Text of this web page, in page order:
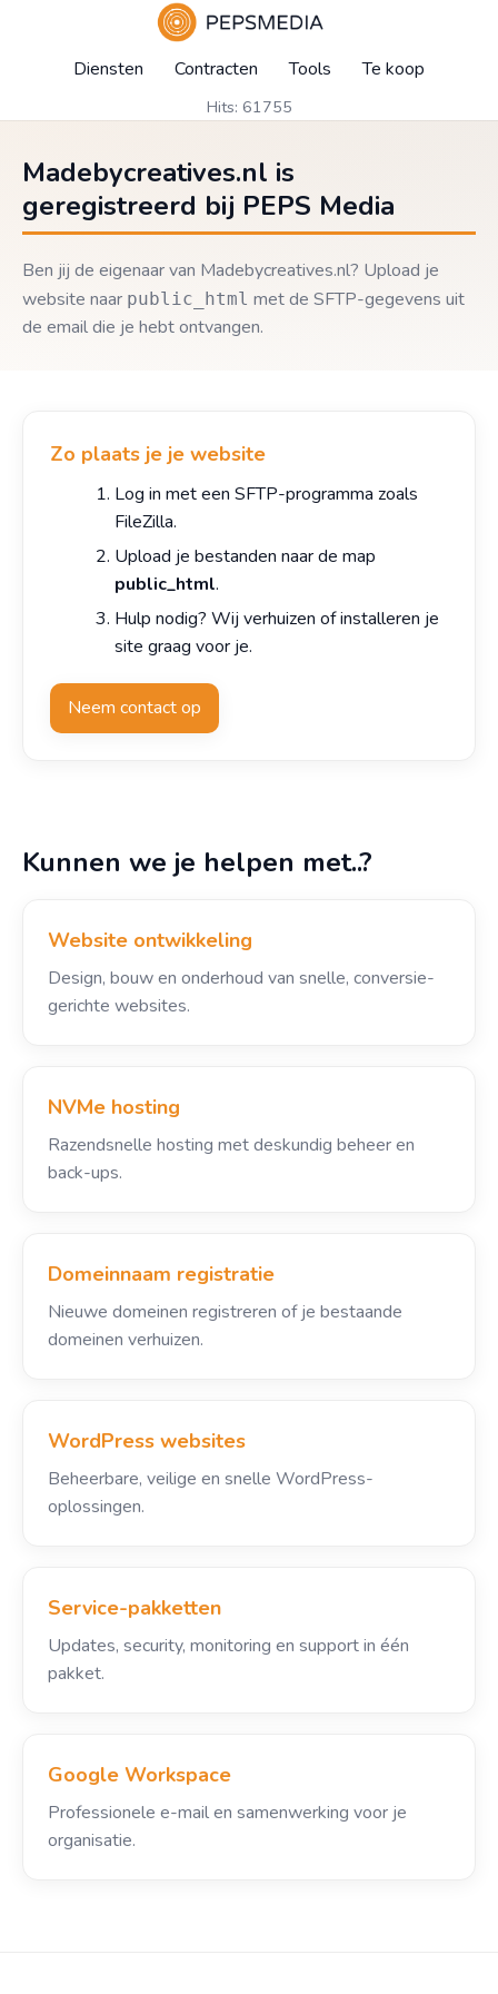
Diensten Contracten Tools Te koop
Hits: 61755
Madebycreatives.nl is
geregistreerd bij PEPS Media
Ben jij de eigenaar van Madebycreatives.nl? Upload je
website naar public_html met de SFTP-gegevens uit
de email die je hebt ontvangen.
Zo plaats je je website
Log in met een SFTP-programma zoals
FileZilla.
Upload je bestanden naar de map
public_html.
Hulp nodig? Wij verhuizen of installeren je
site graag voor je.
Neem contact op
Kunnen we je helpen met..?
Website ontwikkeling
Design, bouw en onderhoud van snelle, conversie-
gerichte websites.
NVMe hosting
Razendsnelle hosting met deskundig beheer en
back-ups.
Domeinnaam registratie
Nieuwe domeinen registreren of je bestaande
domeinen verhuizen.
WordPress websites
Beheerbare, veilige en snelle WordPress-
oplossingen.
Service-pakketten
Updates, security, monitoring en support in één
pakket.
Google Workspace
Professionele e-mail en samenwerking voor je
organisatie.